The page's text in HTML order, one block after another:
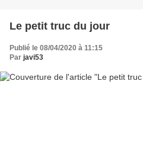
Le petit truc du jour
Publié le 08/04/2020 à 11:15
Par javi53